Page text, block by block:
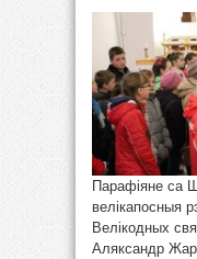
Парафіяне са
велікапосныя
Велікодных
Аляксандр